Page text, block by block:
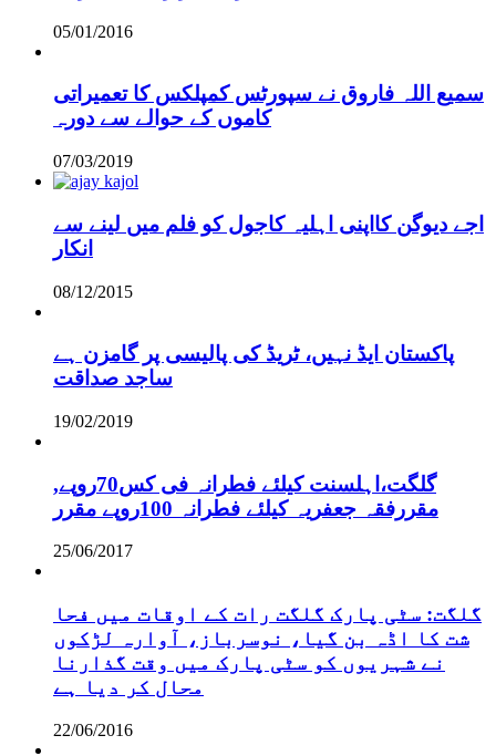
05/01/2016
سمیع اللہ فاروق نے سپورٹس کمپلکس کا تعمیراتی
کاموں کے حوالے سے دورہ
07/03/2019
اجے دیوگن کااپنی اہلیہ کاجول کو فلم میں لینے سے
انکار
08/12/2015
پاکستان ایڈ نہیں، ٹریڈ کی پالیسی پر گامزن ہے
ساجد صداقت
19/02/2019
,گلگت،اہلسنت کیلئے فطرانہ فی کس70روپے
مقررفقہ جعفریہ کیلئے فطرانہ 100روپے مقرر
25/06/2017
گلگت: سٹی پارک گلگت رات کے اوقات میں فحا
شت کا اڈہ بن گیا، نوسرباز، آوارہ لڑکوں
نے شہریوں کو سٹی پارک میں وقت گذارنا
محال کر دیا ہے
22/06/2016